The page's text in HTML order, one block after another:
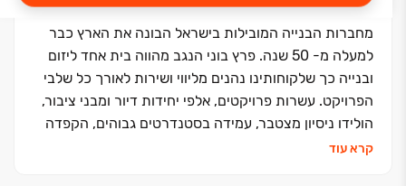
מחברות הבנייה המובילות בישראל הבונה את הארץ כבר
למעלה מ- 50 שנה. פרץ בוני הנגב מהווה בית אחד ליזום
ובנייה כך שלקוחותינו נהנים מליווי ושירות לאורך כל שלבי
הפרויקט. עשרות פרויקטים, אלפי יחידות דיור ומבני ציבור,
הולידו ניסיון מצטבר, עמידה בסטנדרטים גבוהים, הקפדה
ביזום, בתכנון, בבניה ובשירות ללקוחות, שזיכו אותנו בשם
קרא עוד